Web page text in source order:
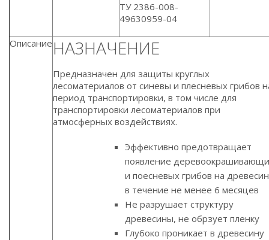
ТУ 2386-008-
49630959-04
Описание НАЗНАЧЕНИЕ
Предназначен для защиты круглых
лесоматериалов от синевы и плесневых грибов
период транспортировки, в том числе для
транспортировки лесоматериалов при
атмосферных воздействиях.
Эффективно предотвращает
появление
и поесневых грибов на
в течение не менее 6 месяцев
Не разрушает структуру
древесины, не обрзует пленку
Глубоко проникает в древесину